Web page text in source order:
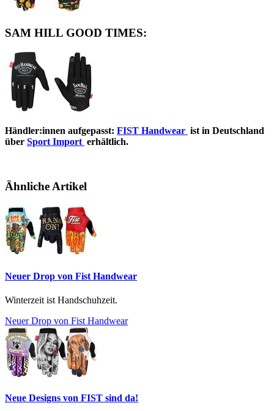
SAM HILL GOOD TIMES:
Händler:innen aufgepasst: FIST Handwear ist in Deutschland
über Sport Import erhältlich.
Ähnliche Artikel
Neuer Drop von Fist Handwear
Winterzeit ist Handschuhzeit.
Neuer Drop von Fist Handwear
Neue Designs von FIST sind da!